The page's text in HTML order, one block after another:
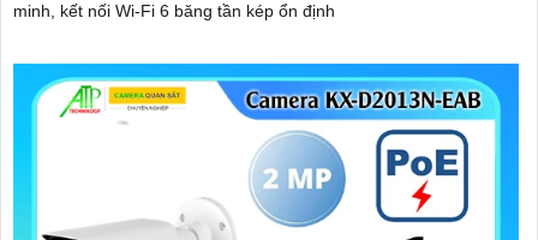
minh, kết nối Wi-Fi 6 băng tần kép ổn định